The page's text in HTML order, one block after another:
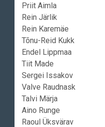
Priit Aimla
Rein Järlik
Rein Karemäe
Tõnu-Reid Kukk
Endel Lippmaa
Tiit Made
Sergei Issakov
Valve Raudnask
Talvi Märja
Aino Runge
Raoul Üksvärav